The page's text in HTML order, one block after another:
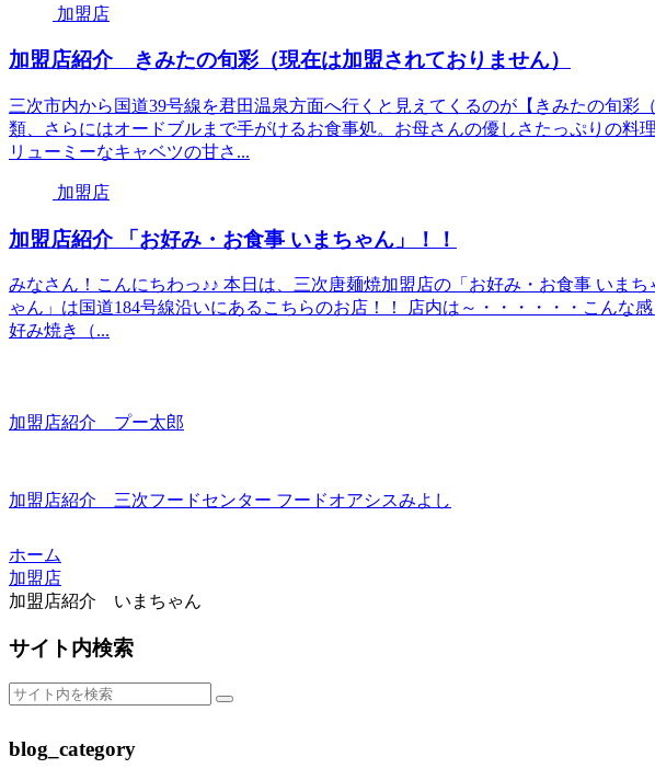
加盟店
加盟店紹介 きみたの旬彩（現在は加盟されておりません）
三次市内から国道39号線を君田温泉方面へ行くと見えてくるのが【きみたの旬彩
類、さらにはオードブルまで手がけるお食事処。お母さんの優しさたっぷりの料
リューミーなキャベツの甘さ...
加盟店
加盟店紹介 「お好み・お食事 いまちゃん」！！
みなさん！こんにちわっ♪♪ 本日は、三次唐麺焼加盟店の「お好み・お食事 いま
ゃん」は国道184号線沿いにあるこちらのお店！！ 店内は～・・・・・・こんな
好み焼き（...
加盟店紹介 プー太郎
加盟店紹介 三次フードセンター フードオアシスみよし
ホーム
加盟店
加盟店紹介 いまちゃん
サイト内検索
blog_category